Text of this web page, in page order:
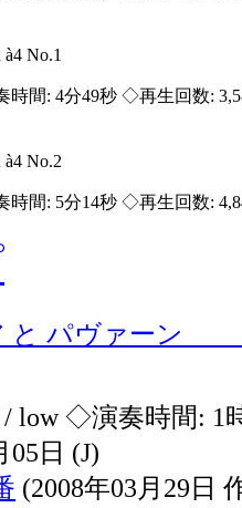
No.1
時間: 4分49秒 ◇再生回数:
No.2
時間: 5分14秒 ◇再生回数:
と パヴァーン
/ low ◇演奏時間: 1
日 (J)
(2008年03月29日